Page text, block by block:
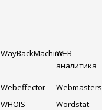
WayBackMachineWEB
аналитика
Webeffector Webmasters
WHOIS Wordstat